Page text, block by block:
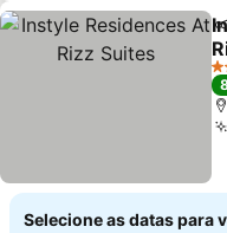
4
Selecione as datas para